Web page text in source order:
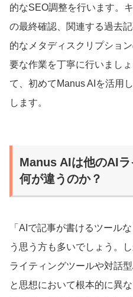
的なSEO調整を行います。
の最終確認、関連する過去
的なメタディスクリプショ
要な作業を丁寧に行いまし
て、初めてManus AIを活用
します。
Manus AIは他のAI
何が違うのか？
「AIで記事が書けるツール
う思う方も多いでしょう。
ライティングツールや対話
と思想において根本的に異